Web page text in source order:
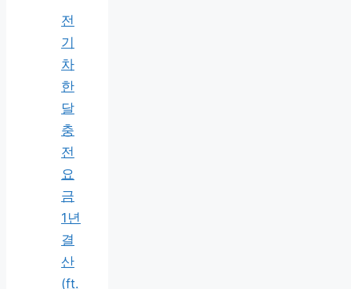
전
기
차
한
달
충
전
요
금
1년
결
산
(ft.